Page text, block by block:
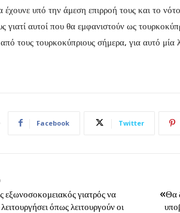
έχουνε υπό την άμεση επιρροή τους και το
γιατί αυτοί που θα εμφανιστούν ως
τους τουρκοκύπριους σήμερα, για αυτό μία
Facebook Twitter
εξωνοσοκομειακός γιατρός να
όπως λειτουργούν οι
«Θα